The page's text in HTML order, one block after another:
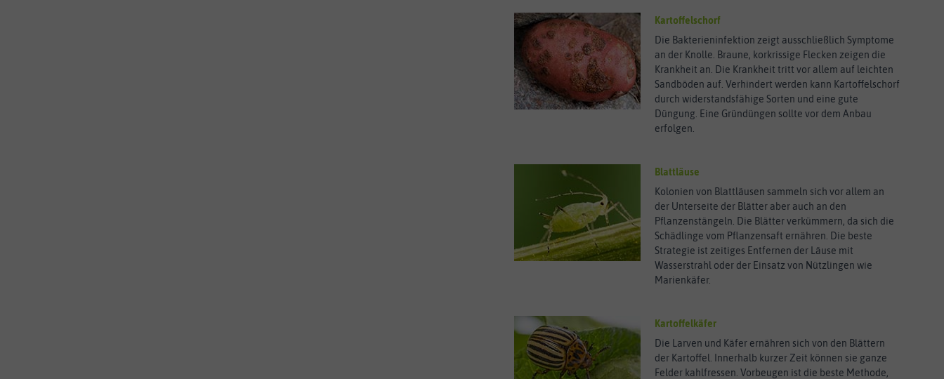
Kartoffelschorf
Die Bakterieninfektion zeigt ausschließlich Symptome
an der Knolle. Braune, korkrissige Flecken zeigen die
Krankheit an. Die Krankheit tritt vor allem auf leichten
Sandböden auf. Verhindert werden kann Kartoffelschorf
durch widerstandsfähige Sorten und eine gute
Düngung. Eine Gründüngen sollte vor dem Anbau
erfolgen.
Blattläuse
Kolonien von Blattläusen sammeln sich vor allem an
der Unterseite der Blätter aber auch an den
Pflanzenstängeln. Die Blätter verkümmern, da sich die
Schädlinge vom Pflanzensaft ernähren. Die beste
Strategie ist zeitiges Entfernen der Läuse mit
Wasserstrahl oder der Einsatz von Nützlingen wie
Marienkäfer.
Kartoffelkäfer
Die Larven und Käfer ernähren sich von den Blättern
der Kartoffel. Innerhalb kurzer Zeit können sie ganze
Felder kahlfressen. Vorbeugen ist die beste Methode,